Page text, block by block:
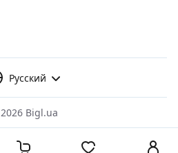
Русский
2026 Bigl.ua